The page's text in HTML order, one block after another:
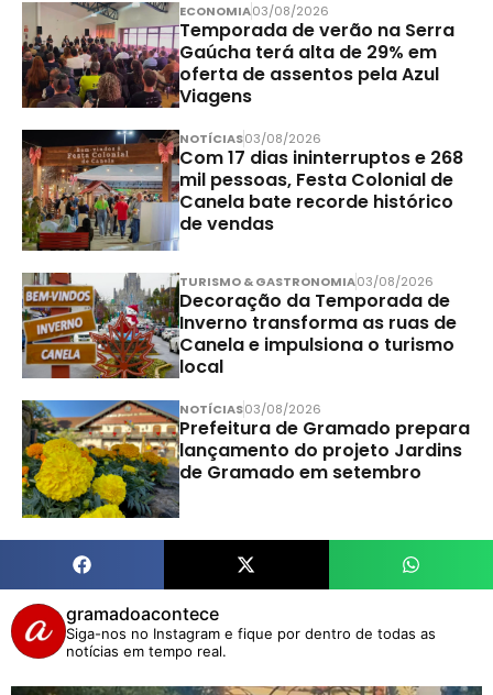
ECONOMIA03/08/2026
Temporada de verão na Serra
Gaúcha terá alta de 29% em
oferta de assentos pela Azul
Viagens
NOTÍCIAS03/08/2026
Com 17 dias ininterruptos e 268
mil pessoas, Festa Colonial de
Canela bate recorde histórico
de vendas
TURISMO & GASTRONOMIA03/08/2026
Decoração da Temporada de
Inverno transforma as ruas de
Canela e impulsiona o turismo
local
NOTÍCIAS03/08/2026
Prefeitura de Gramado prepara
lançamento do projeto Jardins
de Gramado em setembro
gramadoacontece
Siga-nos no Instagram e fique por dentro de todas as
notícias em tempo real.